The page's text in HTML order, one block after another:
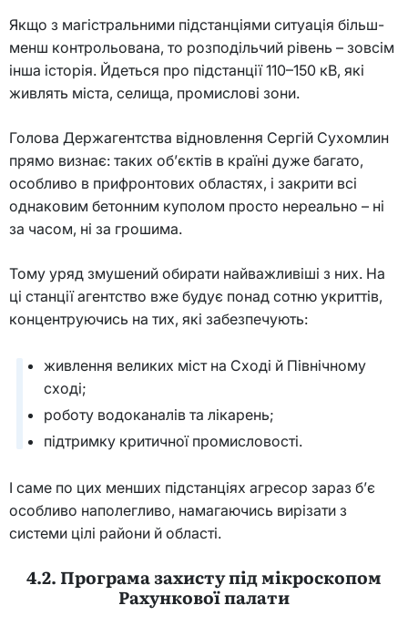
Якщо з магістральними підстанціями ситуація більш-
менш контрольована, то розподільчий рівень – зовсім
інша історія. Йдеться про підстанції 110–150 кВ, які
живлять міста, селища, промислові зони.
Голова Держагентства відновлення Сергій Сухомлин
прямо визнає: таких об’єктів в країні дуже багато,
особливо в прифронтових областях, і закрити всі
однаковим бетонним куполом просто нереально – ні
за часом, ні за грошима.
Тому уряд змушений обирати найважливіші з них. На
ці станції агентство вже будує понад сотню укриттів,
концентруючись на тих, які забезпечують:
живлення великих міст на Сході й Північному
сході;
роботу водоканалів та лікарень;
підтримку критичної промисловості.
І саме по цих менших підстанціях агресор зараз б’є
особливо наполегливо, намагаючись вирізати з
системи цілі райони й області.
4.2. Програма захисту під мікроскопом
Рахункової палати